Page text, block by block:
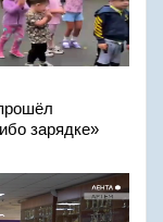
зарядке»